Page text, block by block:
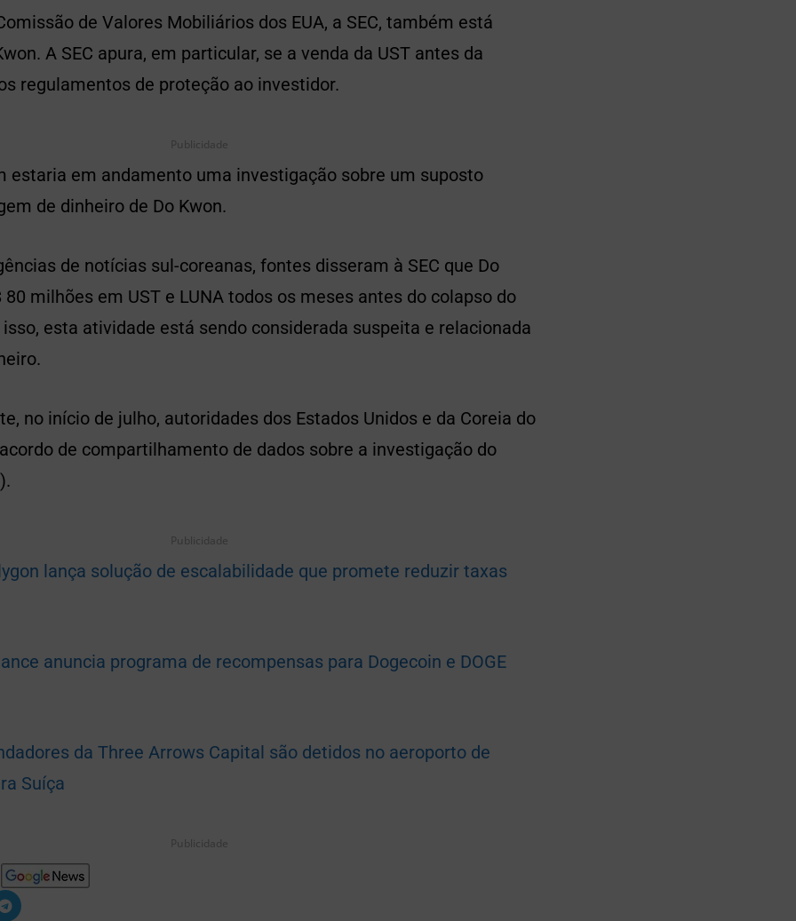
de Valores Mobiliários dos EUA, a SEC, também está
A SEC apura, em particular, se a venda da UST antes da
regulamentos de proteção ao investidor.
Publicidade
estaria em andamento uma investigação sobre um suposto
de dinheiro de Do Kwon.
de notícias sul-coreanas, fontes disseram à SEC que Do
80 milhões em UST e LUNA todos os meses antes do colapso do
esta atividade está sendo considerada suspeita e relacionada
no início de julho, autoridades dos Estados Unidos e da Coreia do
de compartilhamento de dados sobre a investigação do
Publicidade
lança solução de escalabilidade que promete reduzir taxas
anuncia programa de recompensas para Dogecoin e DOGE
da Three Arrows Capital são detidos no aeroporto de
Suíça
Publicidade